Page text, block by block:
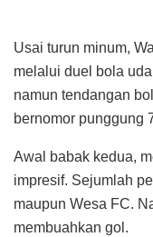
Usai turun minum,
melalui duel bola
namun tendangan
bernomor punggung
Awal babak kedua,
impresif. Sejumlah
maupun Wesa FC.
membuahkan gol.